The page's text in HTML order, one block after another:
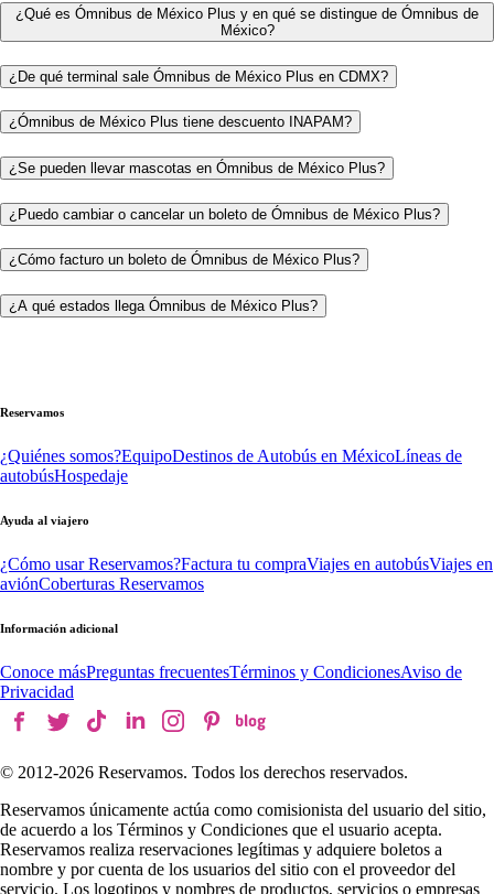
¿Qué es Ómnibus de México Plus y en qué se distingue de Ómnibus de
México?
¿De qué terminal sale Ómnibus de México Plus en CDMX?
¿Ómnibus de México Plus tiene descuento INAPAM?
¿Se pueden llevar mascotas en Ómnibus de México Plus?
¿Puedo cambiar o cancelar un boleto de Ómnibus de México Plus?
¿Cómo facturo un boleto de Ómnibus de México Plus?
¿A qué estados llega Ómnibus de México Plus?
Reservamos
¿Quiénes somos?EquipoDestinos de Autobús en MéxicoLíneas de
autobúsHospedaje
Ayuda al viajero
¿Cómo usar Reservamos?Factura tu compraViajes en autobúsViajes en
aviónCoberturas Reservamos
Información adicional
Conoce másPreguntas frecuentesTérminos y CondicionesAviso de
Privacidad
© 2012-2026 Reservamos. Todos los derechos reservados.
Reservamos únicamente actúa como comisionista del usuario del sitio,
de acuerdo a los Términos y Condiciones que el usuario acepta.
Reservamos realiza reservaciones legítimas y adquiere boletos a
nombre y por cuenta de los usuarios del sitio con el proveedor del
servicio. Los logotipos y nombres de productos, servicios o empresas